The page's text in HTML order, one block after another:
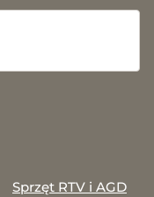
Sprzęt RTV i AGD